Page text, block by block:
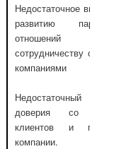
Недостаточное
развитию
сотрудничеству с
компаниями
Недостаточный
доверия со
клиентов и
компании.